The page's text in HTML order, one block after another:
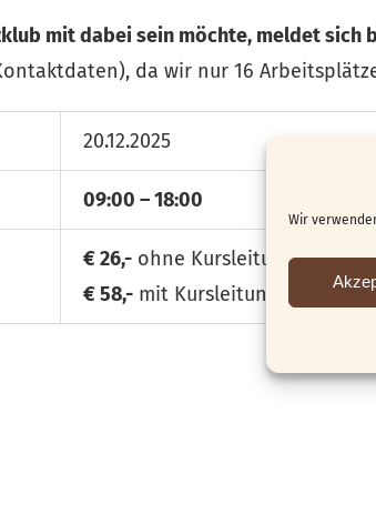
Wir
mit dabei sein möchte, meldet
da wir nur 16
20.12.2025
09:00 – 18:00
€ 26,- ohne Kursleitung
€ 58,- mit Kursleitung